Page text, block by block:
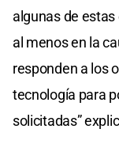
algunas de
al menos en la
responden a los
tecnología para
solicitadas”